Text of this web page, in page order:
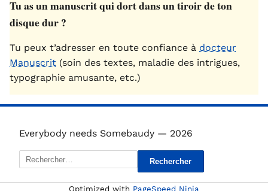
Tu as un manuscrit qui dort dans un tiroir de ton
disque dur ?
Tu peux t’adresser en toute confiance à docteur
Manuscrit (soin des textes, maladie des intrigues,
typographie amusante, etc.)
Everybody needs Somebaudy — 2026
Rechercher :
Optimized with PageSpeed Ninja